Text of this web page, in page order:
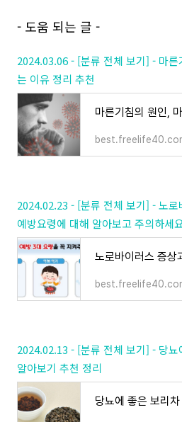
- 도움 되는 글 -
2024.03.06 - [분류 전체 보기] - 마
는 이유 정리 추천
2024.02.23 - [분류 전체 보기] - 노로
예방요령에 대해 알아보고 주의하세
2024.02.13 - [분류 전체 보기] - 당
알아보기 추천 정리